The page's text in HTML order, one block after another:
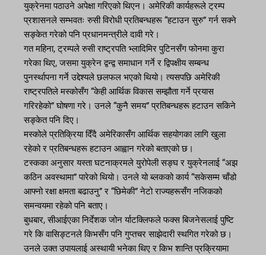
युक्रेनमा पठाउने अपेक्षा गरिएको थिएन। अमेरिकी कार्यहरूले ट्रम्प
प्रशासनले सम्भवतः रुसी विरोधी प्रतिबन्धहरू “हटाउन सुरु” गर्न सक्ने
सङ्केत गरेको पनि प्रधानमन्त्रीले दावी गरे।
गत महिना, ट्रम्पले रुसी राष्ट्रपति भ्लादिमिर पुटिनसँग फोनमा कुरा
गरेका थिए, जसमा युक्रेन द्वन्द्व समाधान गर्ने र द्विपक्षीय सम्बन्ध
पुनर्स्थापना गर्ने उद्देश्यले छलफल भएको थियो। त्यसपछि अमेरिकी
राष्ट्रपतिले मस्कोसँग “केही आर्थिक विकास सम्झौता गर्ने प्रयास
गरिरहेको” घोषणा गरे। उनले “कुनै समय” प्रतिबन्धहरू हटाउन सकिने
सङ्केत पनि दिए।
मस्कोले प्रतिक्रिया दिँदै अमेरिकासँग आर्थिक सहयोगका लागि खुला
रहेको र प्रतिबन्धहरू हटाउन आह्वान गरेको बताएको छ।
टस्कका अनुसार यस्ता घटनाक्रमले युरोपेली सङ्घ र युक्रेनलाई “अझ
कठिन अवस्थामा” पारेको थियो। उनले यो ब्लकको कार्य “सकेसम्म चाँडो
आफ्नो रक्षा क्षमता बढाउनु” र “छिमेकी” नेटो राज्यहरूसँग नजिकको
समन्वयमा रहेको पनि बताए।
बुधबार, सीआईएका निर्देशक जोन र्याटक्लिफले फक्स बिजनेसलाई पुष्टि
गरे कि वासिङ्टनले किभसँग पनि गुप्तचर साझेदारी स्थगित गरेको छ।
उनले उक्त उपायलाई अस्थायी भनेका थिए र किभ शान्ति प्रक्रियामा